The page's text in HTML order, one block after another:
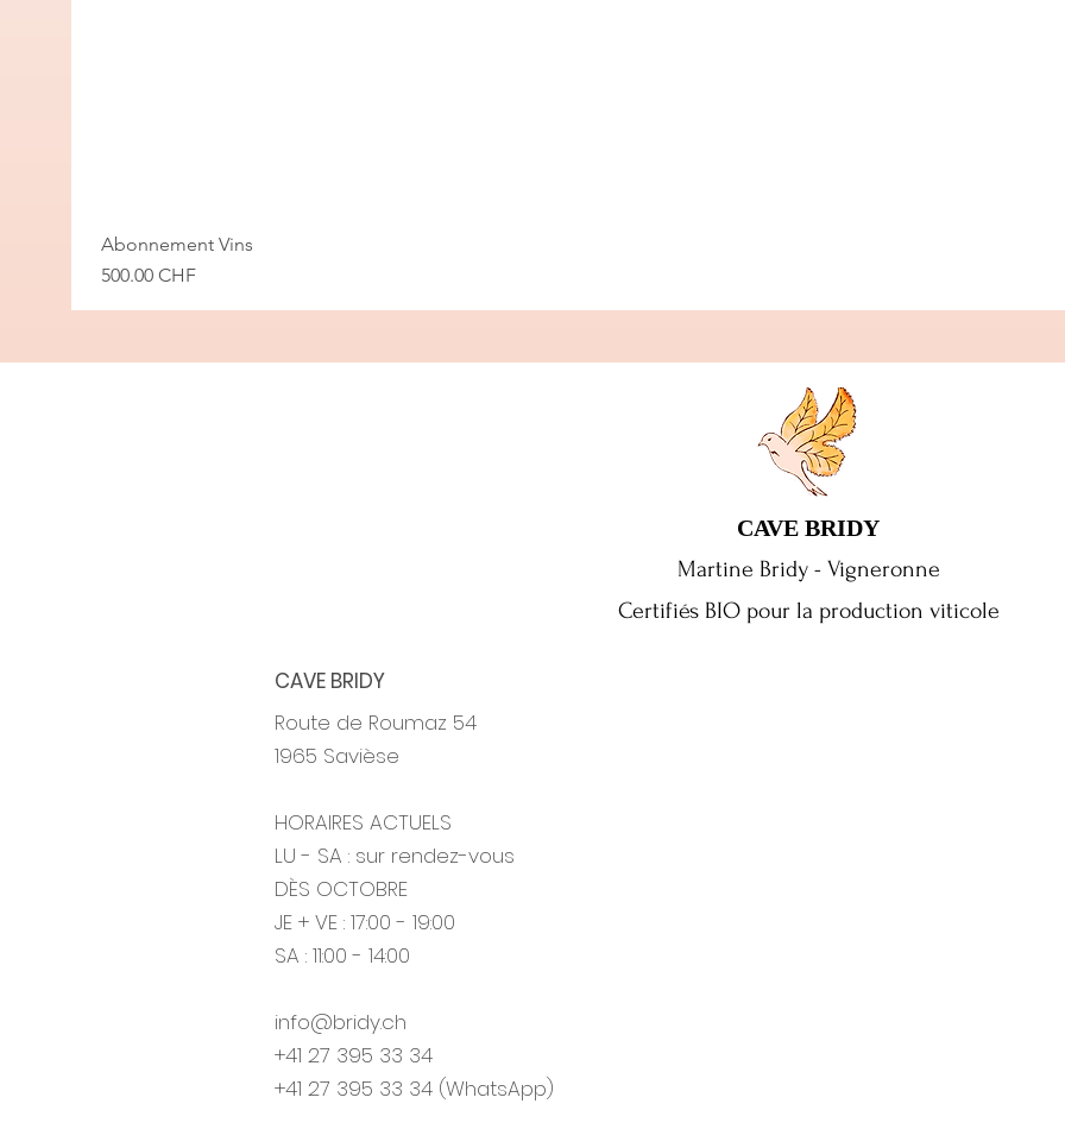
Abonnement Vins
Prix
500.00 CHF
CAVE BRIDY
Route de Roumaz 54
1965 Savièse
HORAIRES ACTUELS
LU - SA : sur rendez-vous
DÈS OCTOBRE
JE + VE : 17:00 - 19:00
SA : 11:00 - 14:00
info@bridy.ch
+41 27 395 33 34
+41 27 395 33 34 (WhatsApp)
CAVE BRIDY
Martine Bridy - Vigneronne
Certifiés BIO pour la production viticole